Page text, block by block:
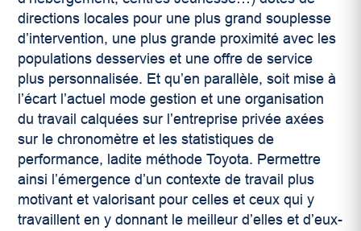
directions locales pour une plus grand souplesse
d’intervention, une plus grande proximité avec les
populations desservies et une offre de service
plus personnalisée. Et qu’en parallèle, soit mise à
l’écart l’actuel mode gestion et une organisation
du travail calquées sur l’entreprise privée axées
sur le chronomètre et les statistiques de
performance, ladite méthode Toyota. Permettre
ainsi l’émergence d’un contexte de travail plus
motivant et valorisant pour celles et ceux qui y
travaillent en y donnant le meilleur d’elles et d’eux-